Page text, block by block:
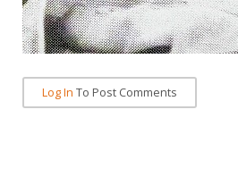
Log In To Post Comments